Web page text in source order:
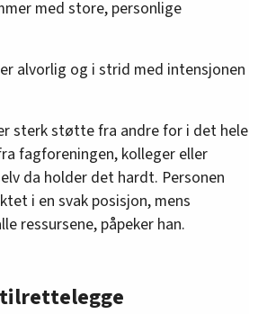
med store, personlige
alvorlig og i strid med intensjonen
sterk støtte fra andre for i det hele
fagforeningen, kolleger eller
da holder det hardt. Personen
i en svak posisjon, mens
ressursene, påpeker han.